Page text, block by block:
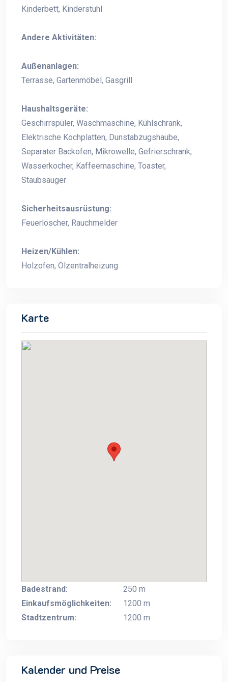
Kinderbett, Kinderstuhl
Andere Aktivitäten:
Außenanlagen:
Terrasse, Gartenmöbel, Gasgrill
Haushaltsgeräte:
Geschirrspüler, Waschmaschine, Kühlschrank,
Elektrische Kochplatten, Dunstabzugshaube,
Separater Backofen, Mikrowelle, Gefrierschrank,
Wasserkocher, Kaffeemaschine, Toaster,
Staubsauger
Sicherheitsausrüstung:
Feuerlöscher, Rauchmelder
Heizen/Kühlen:
Holzofen, Ölzentralheizung
Karte
Badestrand:
250 m
Einkaufsmöglichkeiten:
1200 m
Stadtzentrum:
1200 m
Kalender und Preise